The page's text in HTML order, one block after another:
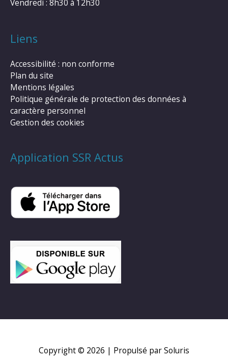
Vendredi : 8h30 à 12h30
Liens
Accessibilité : non conforme
Plan du site
Mentions légales
Politique générale de protection des données à
caractère personnel
Gestion des cookies
Application SSR Actus
Copyright © 2026 | Propulsé par Soluris